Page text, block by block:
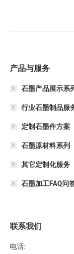
产品与服务
石墨产品展示系
行业石墨制品服
定制石墨件方案
石墨原材料系列
其它定制化服务
石墨加工FAQ问
联系我们
电话: